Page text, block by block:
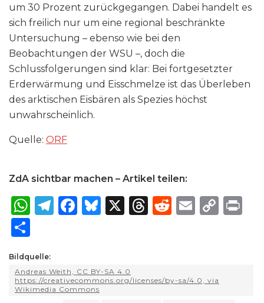
um 30 Prozent zurückgegangen. Dabei handelt es
sich freilich nur um eine regional beschränkte
Untersuchung – ebenso wie bei den
Beobachtungen der WSU –, doch die
Schlussfolgerungen sind klar: Bei fortgesetzter
Erderwärmung und Eisschmelze ist das Überleben
des arktischen Eisbären als Spezies höchst
unwahrscheinlich.
Quelle: ORF
ZdA sichtbar machen – Artikel teilen:
W
ts
A
T
ra
F
b
B
k
X
T
d
R
t
E
C
Li
ar
e
Bildquelle:
Andreas Weith, CC BY-SA 4.0
https://creativecommons.org/licenses/by-sa/4.0, via
Wikimedia Commons